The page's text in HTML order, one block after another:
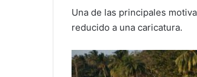
Una de las principales
reducido a una caricatura.